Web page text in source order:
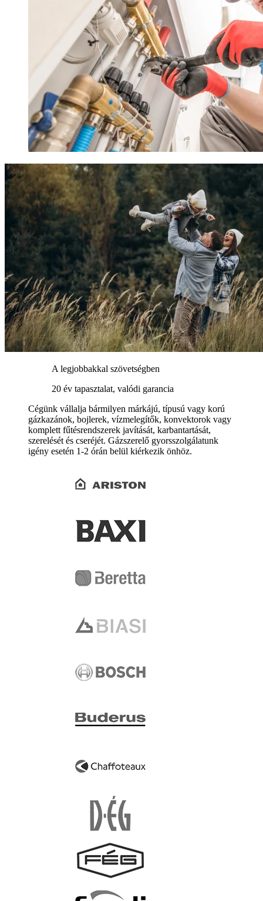
A legjobbakkal szövetségben
20 év tapasztalat, valódi garancia
Cégünk vállalja bármilyen márkájú, típusú vagy korú
gázkazánok, bojlerek, vízmelegítők, konvektorok vagy
komplett fűtésrendszerek javítását, karbantartását,
szerelését és cseréjét. Gázszerelő gyorsszolgálatunk
igény esetén 1-2 órán belül kiérkezik önhöz.